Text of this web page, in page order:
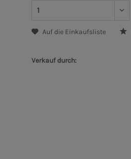
Auf die Einkaufsliste
Verkauf durch: